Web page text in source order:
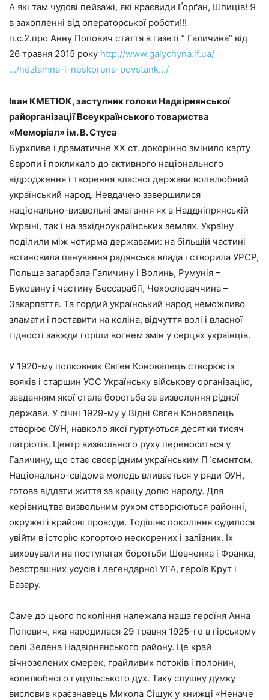
А які там чудові пейзажі, які краєвиди Ґорґан, Шпиців! Я
в захопленні від операторської роботи!!!
п.с.2.про Анну Попович стаття в газеті ” Галичина” від
26 травня 2015 року http://www.galychyna.if.ua/
…/nezlamna-i-neskorena-povstank…/
Іван КМЕТЮК, заступник голови Надвірнянської
райорганізації Всеукраїнського товариства
«Меморіал» ім. В. Стуса
Бурхливе і драматичне ХХ ст. докорінно змінило карту
Європи і покликало до активного національного
відродження і творення власної держави волелюбний
український народ. Невдачею завершилися
національно-визвольні змагання як в Наддніпрянській
Україні, так і на західноукраїнських землях. Україну
поділили між чотирма державами: на більшій частині
встановила панування радянська влада і створила УРСР,
Польща загарбала Галичину і Волинь, Румунія –
Буковину і частину Бессарабії, Чехословаччина –
Закарпаття. Та гордий український народ неможливо
зламати і поставити на коліна, відчуття волі і власної
гідності завжди горіли вогнем змін у серцях українців.
У 1920-му полковник Євген Коновалець створює із
вояків і старшин УСС Українську військову організацію,
завданням якої стала боротьба за визволення рідної
держави. У січні 1929-му у Відні Євген Коновалець
створює ОУН, навколо якої гуртуються десятки тисяч
патріотів. Центр визвольного руху переноситься у
Галичину, що стає своєрідним українським П`ємонтом.
Національно-свідома молодь вливається у ряди ОУН,
готова віддати життя за кращу долю народу. Для
керівництва визвольним рухом створюються районні,
окружні і крайові проводи. Тодішнє покоління судилося
увійти в історію когортою нескорених і залізних. Їх
виховували на постулатах боротьби Шевченка і Франка,
безстрашних усусів і легендарної УГА, героїв Крут і
Базару.
Саме до цього покоління належала наша героїня Анна
Попович, яка народилася 29 травня 1925-го в гірському
селі Зелена Надвірнянського району. Це край
вічнозелених смерек, грайливих потоків і полонин,
волелюбного гуцульського дух. Таку слушну думку
висловив краєзнавець Микола Сіщук у книжці «Неначе